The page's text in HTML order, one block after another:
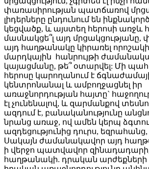
փառասիրության պատճառով
լիդերները ընդունում են
կեցվածք, և այստեղ հերոսի առջև
մասնակցե՞լ այդ մրցակցությանը,
այդ հաղթանակը կիրառել որոշակի
մարդկային հանրույթի
կայացմանը, թե՞ օտարվել: Մի
հերոսը կարողանում է
կենտրոնանալ և ամբողջացնել իր
առաջնորդության հայտը`
էլ չունենալով, և զարմանքով
ազդում է, բանականությունը
նրանց առաջ, ով ամեն կերպ
ազդեցությունից դուրս, եզրահանց,
Սակայն ժամանակավոր այդ
ի վերջո պատվավոր զինադադարի,
հաղթանակի. դրական արժեքների